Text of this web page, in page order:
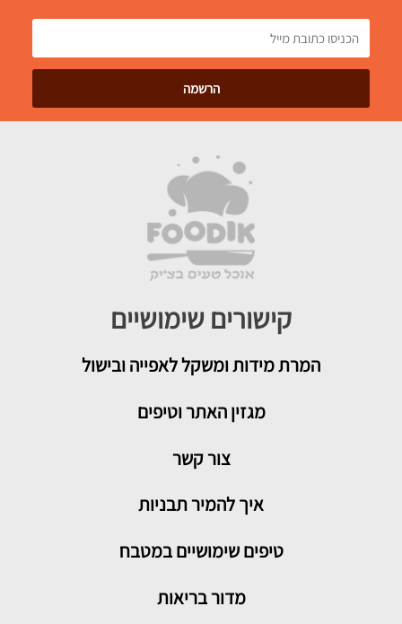
קישורים שימושיים
המרת מידות ומשקל לאפייה ובישול
מגזין האתר וטיפים
צור קשר
איך להמיר תבניות
טיפים שימושיים במטבח
מדור בריאות